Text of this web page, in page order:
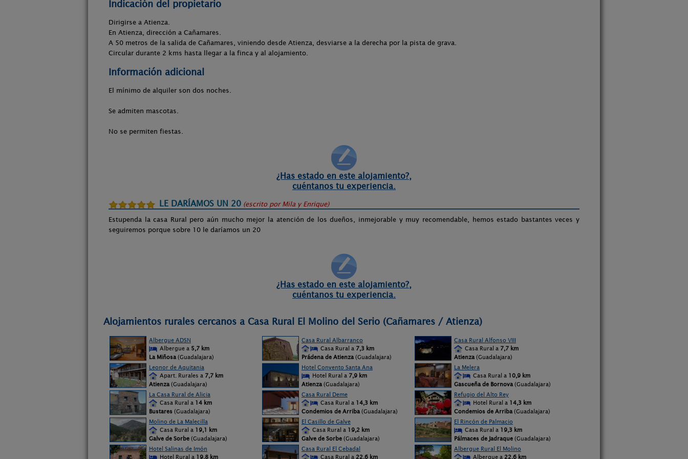
Indicación del propietario
Dirigirse a Atienza.
En Atienza, dirección a Cañamares.
A 50 metros de la salida de Cañamares, viniendo desde Atienza, desviarse a la derecha por la pista de grava.
Circular durante 2 kms hasta llegar a la finca y al alojamiento.
Información adicional
El mínimo de alquiler son dos noches.
Se admiten mascotas.
No se permiten fiestas.
¿Has estado en este alojamiento?,
cuéntanos tu experiencia.
LE DARÍAMOS UN 20 (escrito por Mila y Enrique)
Estupenda la casa Rural pero aún mucho mejor la atención de los dueños, inmejorable y muy recomendable, hemos estado bastantes veces y
seguiremos porque sobre 10 le daríamos un 20
¿Has estado en este alojamiento?,
cuéntanos tu experiencia.
Alojamientos rurales cercanos a Casa Rural El Molino del Serio (Cañamares / Atienza)
Albergue ADSN
Albergue a 5,7 km
La Miñosa (Guadalajara)
Casa Rural Albarranco
Casa Rural a 7,3 km
Prádena de Atienza (Guadalajara)
Casa Rural Alfonso VIII
Casa Rural a 7,7 km
Atienza (Guadalajara)
Leonor de Aquitania
Apart. Rurales a 7,7 km
Atienza (Guadalajara)
Hotel Convento Santa Ana
Hotel Rural a 7,9 km
Atienza (Guadalajara)
La Melera
Casa Rural a 10,9 km
Gascueña de Bornova (Guadalajara)
La Casa Rural de Alicia
Casa Rural a 14 km
Bustares (Guadalajara)
Casa Rural Deme
Casa Rural a 14,3 km
Condemios de Arriba (Guadalajara)
Refugio del Alto Rey
Hotel Rural a 14,3 km
Condemios de Arriba (Guadalajara)
Molino de La Malecilla
Casa Rural a 19,1 km
Galve de Sorbe (Guadalajara)
El Casillo de Galve
Casa Rural a 19,2 km
Galve de Sorbe (Guadalajara)
El Rincón de Palmacio
Casa Rural a 19,3 km
Pálmaces de Jadraque (Guadalajara)
Hotel Salinas de Imón
Hotel Rural a 19,8 km
Casa Rural El Cebadal
Casa Rural a 22,6 km
Albergue Rural El Molino
Albergue a 22,6 km